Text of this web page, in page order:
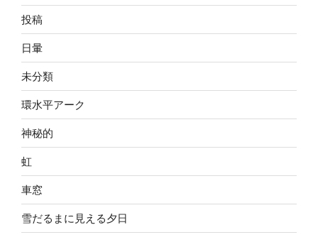
投稿
日暈
未分類
環水平アーク
神秘的
虹
車窓
雪だるまに見える夕日